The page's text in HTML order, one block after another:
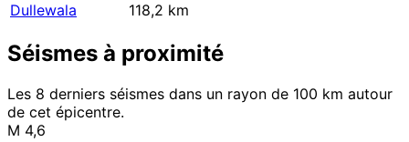
Dullewala
118,2 km
Séismes à proximité
Les 8 derniers séismes dans un rayon de 100 km autour
de cet épicentre.
M 4,6